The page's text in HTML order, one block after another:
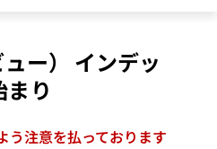
ー） インデッ
り
注意を払っております